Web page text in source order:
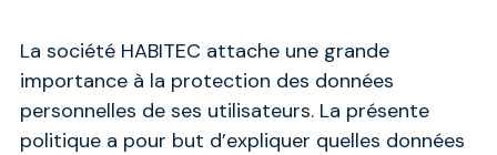
La société HABITEC attache une grande
importance à la protection des données
personnelles de ses utilisateurs. La présente
politique a pour but d’expliquer quelles données